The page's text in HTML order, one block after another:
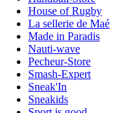
House of Rugby
La sellerie de Maé
Made in Paradis
Nauti-wave
Pecheur-Store
Smash-Expert
Sneak'In
Sneakids